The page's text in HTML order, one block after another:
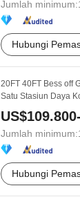
Jumlah minimum:
Hubungi
20FT 40FT Bess off
Satu Stasiun Daya
Jumlah minimum:
Hubungi